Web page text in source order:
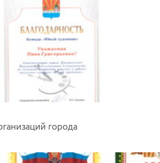
города